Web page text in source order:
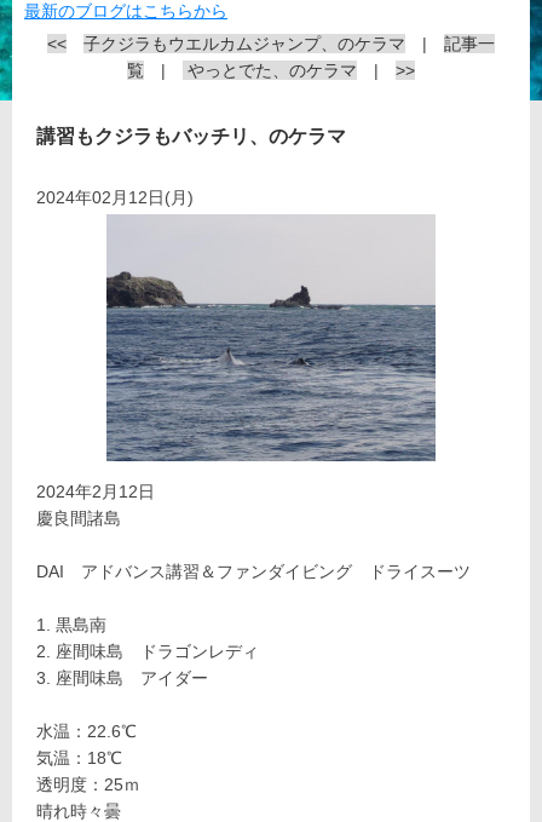
最新のブログはこちらから
<<
子クジラもウエルカムジャンプ、のケラマ | 記事一
覧 | やっとでた、のケラマ | >>
講習もクジラもバッチリ、のケラマ
2024年02月12日(月)
2024年2月12日
慶良間諸島
DAI アドバンス講習＆ファンダイビング ドライスーツ
黒島南
座間味島 ドラゴンレディ
座間味島 アイダー
水温：22.6℃
気温：18℃
透明度：25ｍ
晴れ時々曇